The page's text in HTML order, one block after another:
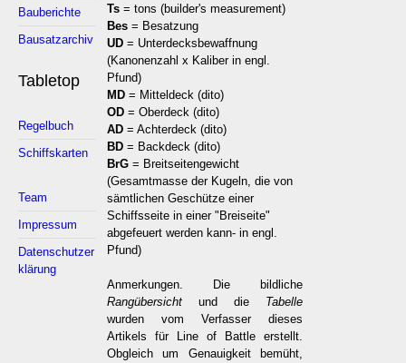
Bauberichte
Bausatzarchiv
Tabletop
Regelbuch
Schiffskarten
Team
Impressum
Datenschutzer
klärung
Ts= tons (builder's measurement)
Bes= Besatzung
UD= Unterdecksbewaffnung
(Kanonenzahl x Kaliber in engl.
Pfund)
MD= Mitteldeck (dito)
OD= Oberdeck (dito)
AD= Achterdeck (dito)
BD= Backdeck (dito)
BrG= Breitseitengewicht
(Gesamtmasse der Kugeln, die von
sämtlichen Geschütze einer
Schiffsseite in einer "Breiseite"
abgefeuert werden kann- in engl.
Pfund)
Anmerkungen. Die bildliche
Rangübersichtund die Tabelle
wurden vom Verfasser dieses
Artikels für Line of Battle erstellt.
Obgleich um Genauigkeit bemüht,